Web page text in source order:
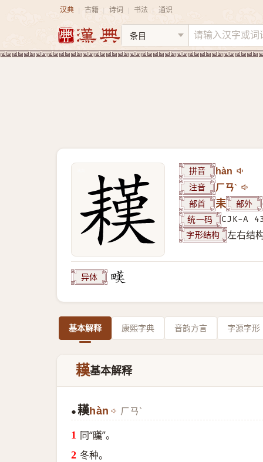
汉典 古籍 诗词 书法 通识
拼音 hàn
注音 ㄏㄢˋ
部首 耒 部外
统一码 CJK-A
字形结构 左右结
异体
基本解释 康熙字典 音韵方言 字源字形
䎯基本解释
● 䎯hàn ㄏㄢˋ
同“暵”。
冬种。